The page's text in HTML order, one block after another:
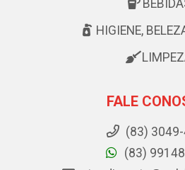
HIGIENE,
FALE
(83)
(83)